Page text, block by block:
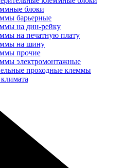
блоки
барьерные
на дин-рейку
на печатную плату
на шину
прочие
электромонтажные
проходные клеммы